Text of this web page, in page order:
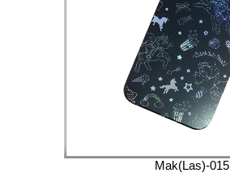
Mak(Las)-015